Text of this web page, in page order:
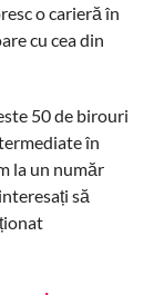
o carieră în
cu cea din
50 de birouri
în
la un număr
să